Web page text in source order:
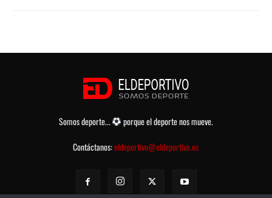
Somos deporte...
porque el deporte nos mueve.
Contáctanos:eldeportivo@eldeportivo.es